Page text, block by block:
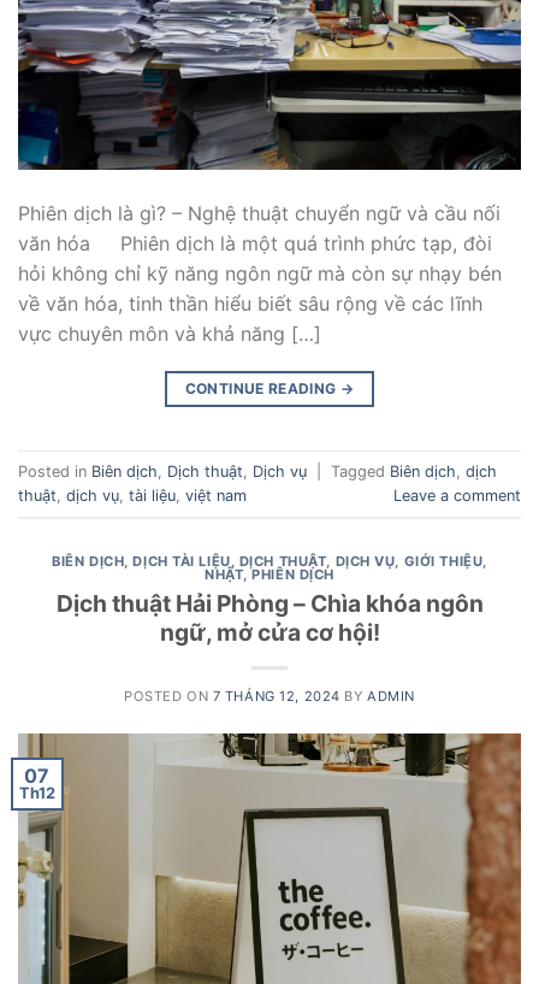
Phiên dịch là gì? – Nghệ thuật chuyển ngữ và cầu nối
văn hóa Phiên dịch là một quá trình phức tạp, đòi
hỏi không chỉ kỹ năng ngôn ngữ mà còn sự nhạy bén
về văn hóa, tinh thần hiểu biết sâu rộng về các lĩnh
vực chuyên môn và khả năng […]
CONTINUE READING →
Posted in Biên dịch Dịch thuật Dịch vụ Tagged Biên dịch dịch
thuật dịch vụ tài liệu việt nam Leave a comment
BIÊN DỊCH,DỊCH TÀI LIỆU, DỊCH THUẬT, DỊCH VỤ, GIỚI THIỆU,
NHẬT,PHIÊN DỊCH
Dịch thuật Hải Phòng – Chìa khóa ngôn
ngữ, mở cửa cơ hội!
POSTED ON 7 THÁNG 12, 2024 BY ADMIN
07
Th12